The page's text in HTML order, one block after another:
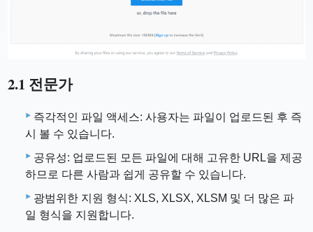
2.1 전문가
즉각적인 파일 액세스: 사용자는 파일이 업로드된 후 즉
시 볼 수 있습니다.
공유성: 업로드된 모든 파일에 대해 고유한 URL을 제공
하므로 다른 사람과 쉽게 공유할 수 있습니다.
광범위한 지원 형식: XLS, XLSX, XLSM 및 더 많은 파
일 형식을 지원합니다.